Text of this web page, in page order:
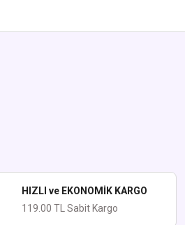
HIZLI ve EKONOMİK KARGO
119.00 TL Sabit Kargo